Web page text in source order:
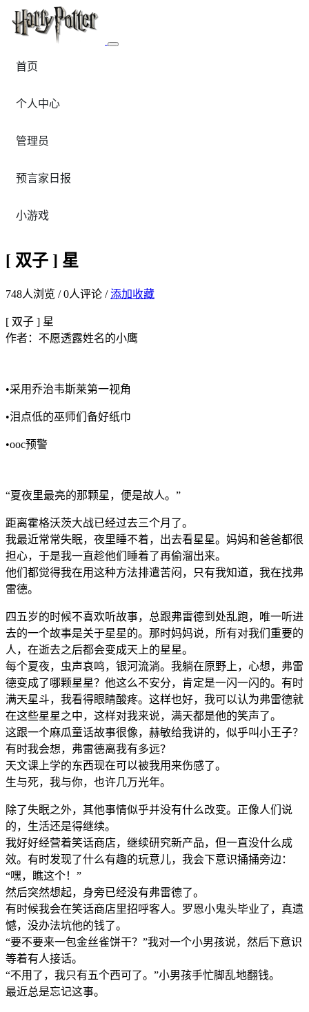
首页
个人中心
管理员
预言家日报
小游戏
[ 双子 ] 星
748人浏览 /0人评论 /添加收藏
[ 双子 ] 星
作者：不愿透露姓名的小鹰
•采用乔治韦斯莱第一视角
•泪点低的巫师们备好纸巾
•ooc预警
“夏夜里最亮的那颗星，便是故人。”
距离霍格沃茨大战已经过去三个月了。
我最近常常失眠，夜里睡不着，出去看星星。妈妈和爸爸都很
担心，于是我一直趁他们睡着了再偷溜出来。
他们都觉得我在用这种方法排遣苦闷，只有我知道，我在找弗
雷德。
四五岁的时候不喜欢听故事，总跟弗雷德到处乱跑，唯一听进
去的一个故事是关于星星的。那时妈妈说，所有对我们重要的
人，在逝去之后都会变成天上的星星。
每个夏夜，虫声哀鸣，银河流淌。我躺在原野上，心想，弗雷
德变成了哪颗星星？他这么不安分，肯定是一闪一闪的。有时
满天星斗，我看得眼睛酸疼。这样也好，我可以认为弗雷德就
在这些星星之中，这样对我来说，满天都是他的笑声了。
这跟一个麻瓜童话故事很像，赫敏给我讲的，似乎叫小王子？
有时我会想，弗雷德离我有多远？
天文课上学的东西现在可以被我用来伤感了。
生与死，我与你，也许几万光年。
除了失眠之外，其他事情似乎并没有什么改变。正像人们说
的，生活还是得继续。
我好好经营着笑话商店，继续研究新产品，但一直没什么成
效。有时发现了什么有趣的玩意儿，我会下意识捅捅旁边：
“嘿，瞧这个！”
然后突然想起，身旁已经没有弗雷德了。
有时候我会在笑话商店里招呼客人。罗恩小鬼头毕业了，真遗
憾，没办法坑他的钱了。
“要不要来一包金丝雀饼干？”我对一个小男孩说，然后下意识
等着有人接话。
“不用了，我只有五个西可了。”小男孩手忙脚乱地翻钱。
最近总是忘记这事。